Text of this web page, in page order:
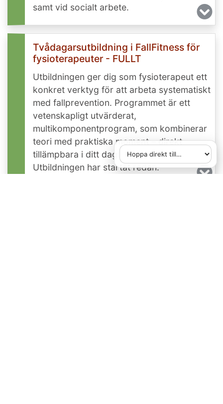
samt vid socialt arbete.
Tvådagarsutbildning i FallFitness för
fysioterapeuter - FULLT
Utbildningen ger dig som fysioterapeut ett
konkret verktyg för att arbeta systematiskt
med fallprevention. Programmet är ett
vetenskapligt utvärderat,
multikomponentprogram, som kombinerar
teori med praktiska moment – direkt
tillämpbara i ditt dagliga arbete.
Utbildningen har startat redan.
Hoppa direkt till
När du väljer ett alternativ